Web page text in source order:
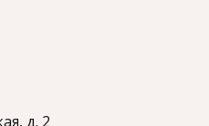
д. 2